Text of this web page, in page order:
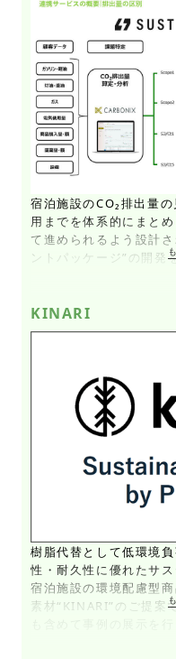
宿泊施設のCO₂排出量
用までを体系的にまと
て進められるよう設計
ントパッケージ”の開発
KINARI
樹脂代替として低環境
性・耐久性に優れたサ
宿泊施設の環境配慮型
素材“KINARI”のご提案